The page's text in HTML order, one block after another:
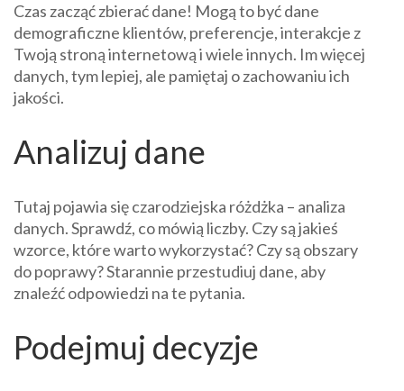
Czas zacząć zbierać dane! Mogą to być dane
demograficzne klientów, preferencje, interakcje z
Twoją stroną internetową i wiele innych. Im więcej
danych, tym lepiej, ale pamiętaj o zachowaniu ich
jakości.
Analizuj dane
Tutaj pojawia się czarodziejska różdżka – analiza
danych. Sprawdź, co mówią liczby. Czy są jakieś
wzorce, które warto wykorzystać? Czy są obszary
do poprawy? Starannie przestudiuj dane, aby
znaleźć odpowiedzi na te pytania.
Podejmuj decyzje